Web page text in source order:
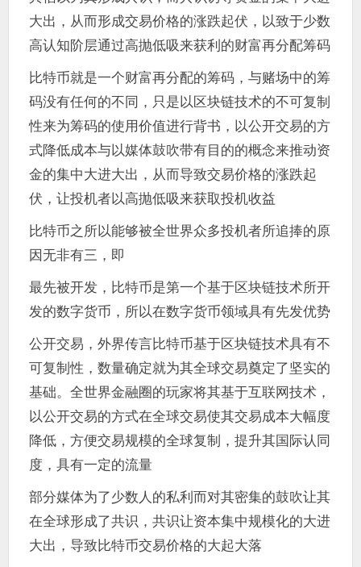
大出，从而形成交易价格的涨跌起伏，以致于少数
高认知阶层通过高抛低吸来获利的财富再分配筹码
比特币就是一个财富再分配的筹码，与赌场中的筹
码没有任何的不同，只是以区块链技术的不可复制
性来为筹码的使用价值进行背书，以公开交易的方
式降低成本与以媒体鼓吹带有目的的概念来推动资
金的集中大进大出，从而导致交易价格的涨跌起
伏，让投机者以高抛低吸来获取投机收益
比特币之所以能够被全世界众多投机者所追捧的原
因无非有三，即
最先被开发，比特币是第一个基于区块链技术所开
发的数字货币，所以在数字货币领域具有先发优势
公开交易，外界传言比特币基于区块链技术具有不
可复制性，数量确定就为其全球交易奠定了坚实的
基础。全世界金融圈的玩家将其基于互联网技术，
以公开交易的方式在全球交易使其交易成本大幅度
降低，方便交易规模的全球复制，提升其国际认同
度，具有一定的流量
部分媒体为了少数人的私利而对其密集的鼓吹让其
在全球形成了共识，共识让资本集中规模化的大进
大出，导致比特币交易价格的大起大落